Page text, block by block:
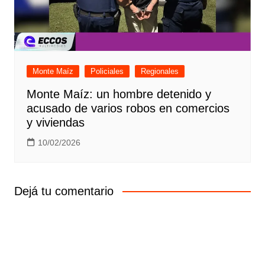
Monte Maíz Policiales Regionales
Monte Maíz: un hombre detenido y
acusado de varios robos en comercios
y viviendas
10/02/2026
Dejá tu comentario